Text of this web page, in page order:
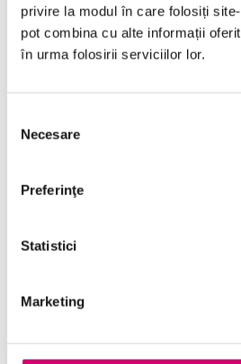
privire la modul în care folosiți
pot combina cu alte informații
în urma folosirii serviciilor lor.
consimțământului
Necesare
Preferinţe
Statistici
Marketing
Comunicare
General
Management și Leadership
Marketing